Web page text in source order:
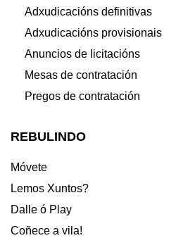
Adxudicacións definitivas
Adxudicacións provisionais
Anuncios de licitacións
Mesas de contratación
Pregos de contratación
REBULINDO
Móvete
Lemos Xuntos?
Dalle ó Play
Coñece a vila!